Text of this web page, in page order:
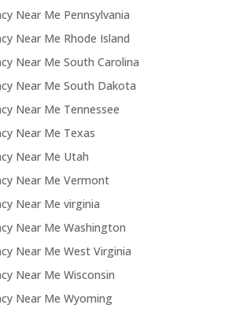
Near Me Pennsylvania
Near Me Rhode Island
Near Me South Carolina
Near Me South Dakota
Near Me Tennessee
Near Me Texas
Near Me Utah
Near Me Vermont
Near Me virginia
Near Me Washington
Near Me West Virginia
Near Me Wisconsin
Near Me Wyoming